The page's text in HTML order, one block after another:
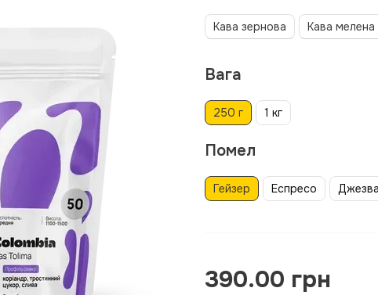
Кава зернова Кава мелена
Вага
250 г 1 кг
Помел
Гейзер Еспресо Джезва
390.00 грн